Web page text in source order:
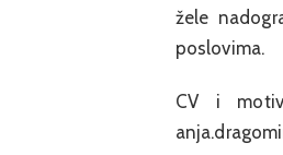
žele
poslovima.
CV i